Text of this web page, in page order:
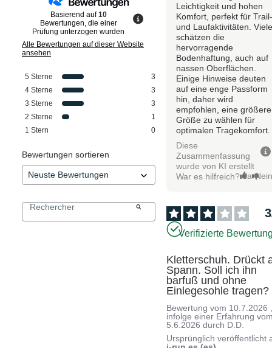
Basierend auf10
Bewertungen, die einer
Prüfung unterzogen wurden
Alle Bewertungen auf dieser Website
ansehen
5 Sterne
3
4 Sterne
3
3 Sterne
3
2 Sterne
1
1 Stern 0
Bewertungen sortieren
Leichtigkeit und hohen
Komfort, perfekt für
und Laufaktivitäten.
schätzen die
hervorragende
Bodenhaftung, auch auf
nassen Oberflächen.
Einige Hinweise deuten
auf eine enge Passform
hin, daher wird
empfohlen, eine größere
Größe zu wählen für
optimalen Tragekomfort.
Diese
Zusammenfassung
wurde von KI erstellt
War es hilfreich? Ja
3
Verifizierte
Kletterschuh. Drückt
Spann. Soll ich ihn
barfuß und ohne
Einlegesohle tragen?
Bewertung vom 10.7.2026
infolge einer Erfahrung
5.6.2026 durch D.D.
Ursprünglich veröffentlicht